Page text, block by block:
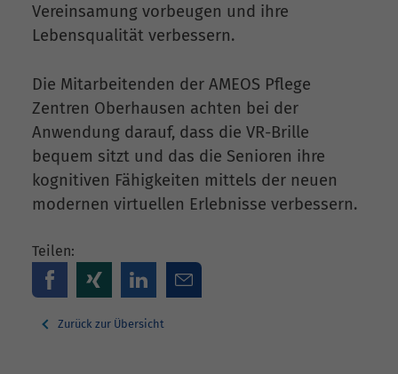
Vereinsamung vorbeugen und ihre
Lebensqualität verbessern.
Die Mitarbeitenden der AMEOS Pflege
Zentren Oberhausen achten bei der
Anwendung darauf, dass die VR-Brille
bequem sitzt und das die Senioren ihre
kognitiven Fähigkeiten mittels der neuen
modernen virtuellen Erlebnisse verbessern.
Teilen:
Zurück zur Übersicht